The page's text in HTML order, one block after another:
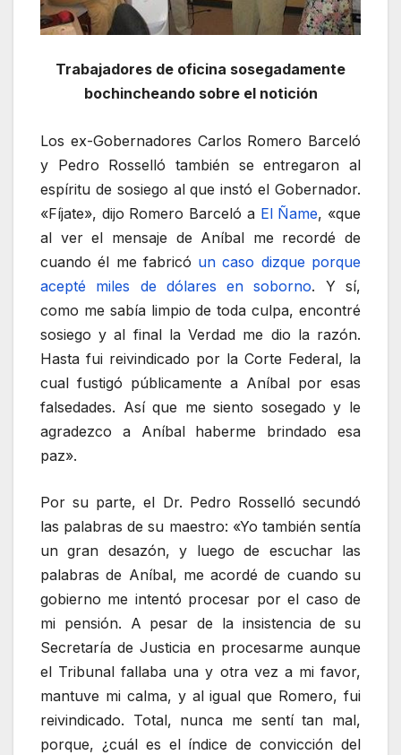
Trabajadores de oficina sosegadamente
bochincheando sobre el notición
Los ex-Gobernadores Carlos Romero Barceló
y Pedro Rosselló también se entregaron al
espíritu de sosiego al que instó el Gobernador.
«Fíjate», dijo Romero Barceló a El Ñame, «que
al ver el mensaje de Aníbal me recordé de
cuando él me fabricó un caso dizque porque
acepté miles de dólares en soborno. Y sí,
como me sabía limpio de toda culpa, encontré
sosiego y al final la Verdad me dio la razón.
Hasta fui reivindicado por la Corte Federal, la
cual fustigó públicamente a Aníbal por esas
falsedades. Así que me siento sosegado y le
agradezco a Aníbal haberme brindado esa
paz».
Por su parte, el Dr. Pedro Rosselló secundó
las palabras de su maestro: «Yo también sentía
un gran desazón, y luego de escuchar las
palabras de Aníbal, me acordé de cuando su
gobierno me intentó procesar por el caso de
mi pensión. A pesar de la insistencia de su
Secretaría de Justicia en procesarme aunque
el Tribunal fallaba una y otra vez a mi favor,
mantuve mi calma, y al igual que Romero, fui
reivindicado. Total, nunca me sentí tan mal,
porque, ¿cuál es el índice de convicción del